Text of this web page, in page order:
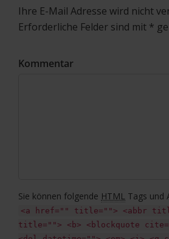
Ihre E-Mail Adresse wird nicht
Erforderliche Felder sind mit *
Kommentar
Sie können folgende HTML Tags und
<a href="" title=""> <abbr
title=""> <b> <blockquote